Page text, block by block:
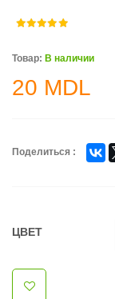
Товар: В наличии
20 MDL
Поделиться :
ЦВЕТ